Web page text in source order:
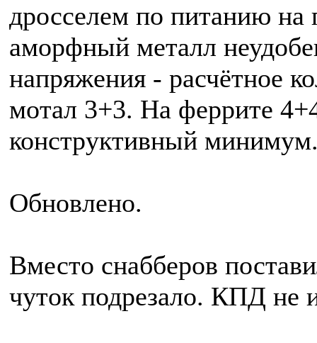
дросселем по питанию
аморфный металл
напряжения - расчётное
мотал 3+3. На феррите
конструктивный
Обновлено.
Вместо снабберов
чуток подрезало. КПД не